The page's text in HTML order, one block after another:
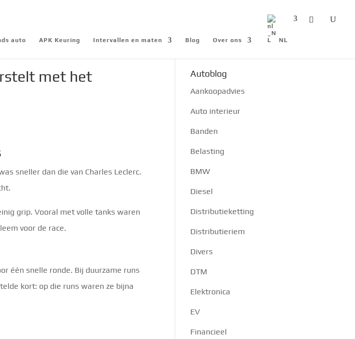
auto APK Keuring Intervallen en maten Blog Over ons NL
met het
sneller dan die van Charles Leclerc.
grip. Vooral met volle tanks waren
voor de race.
één snelle ronde. Bij duurzame runs
kort: op die runs waren ze bijna
Autoblog
Aankoopadvies
Auto interieur
Banden
Belasting
BMW
Diesel
Distributieketting
Distributieriem
Divers
DTM
Elektronica
EV
Financieel